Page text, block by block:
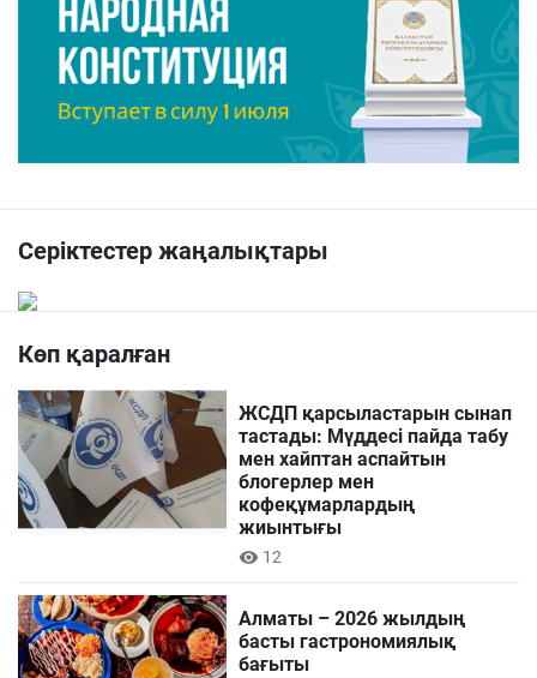
Серіктестер жаңалықтары
Көп қаралған
ЖСДП қарсыластарын сынап
тастады: Мүддесі пайда табу
мен хайптан аспайтын
блогерлер мен
кофеқұмарлардың
жиынтығы
12
Алматы – 2026 жылдың
басты гастрономиялық
бағыты